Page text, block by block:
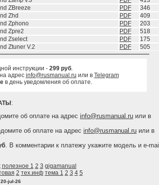
ZBreeze PDF
346
Zhd PDF
409
Zphono PDF
203
Zpre2 PDF
518
Zselect PDF
175
Ztuner V.2 PDF 505
инструкции - 299 руб.
адрес info@rusmanual.ru или в Telegram
в день уведомления об оплате.
:
об оплате на адрес info@rusmanual.ru или в
об оплате на адрес info@rusmanual.ru или в
. В комментарии к платежу укажите модель и e-mail
полезное 1 2 3 gigamanual
2 тех.инф тема 1 2 3 4 5
20-jul-26